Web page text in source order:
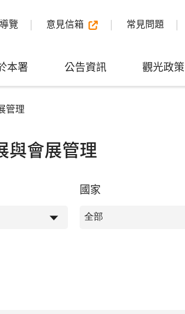
覽 意見信箱 常見問題
本署 公告資訊 觀光政策
管理
與會展管理
國家